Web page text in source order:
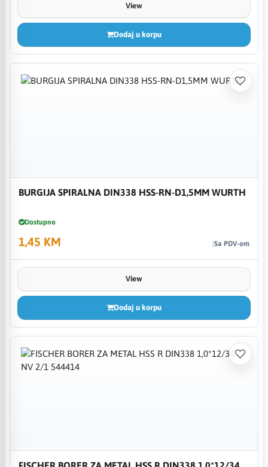
View
Dodaj u korpu
BURGIJA SPIRALNA DIN338 HSS-RN-D1,5MM WURTH
Dostupno
1,45 KM Sa PDV-om
View
Dodaj u korpu